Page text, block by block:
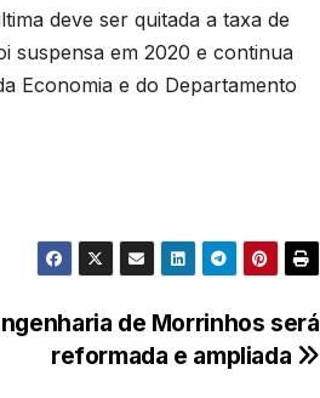
deve ser quitada a taxa de
suspensa em 2020 e continua
Economia e do Departamento
de Morrinhos será
reformada e ampliada